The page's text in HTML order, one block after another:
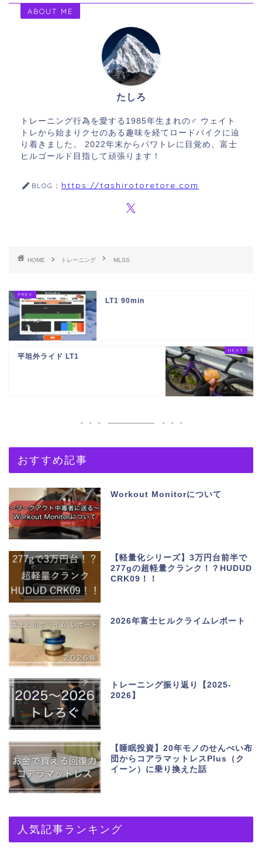
ABOUT ME
たしろ
トレーニング行為を愛する1985年生まれの♂ ウェイト
トレから始まりクセのある趣味を経てロードバイクに辿
り着きました。 2022年末からパワトレに目覚め、富士
ヒルゴールド目指して頑張ります！
BLOG： https://tashirotoretore.com
HOME トレーニング MLSS
LT1 90min
平坦外ライド LT1
おすすめ記事
Workout Monitorについて
【軽量化シリーズ】3万円台前半で
277gの超軽量クランク！？HUDUD
CRK09！！
2026年富士ヒルクライムレポート
トレーニング振り返り【2025-
2026】
【睡眠投資】20年モノのせんべい布
団からコアラマットレスPlus（ク
イーン）に乗り換えた話
人気記事ランキング